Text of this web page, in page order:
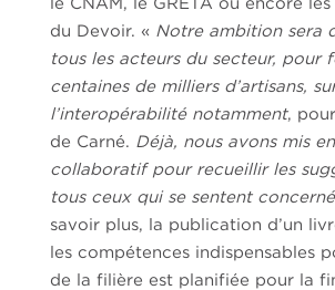
du Devoir. « Notre ambition sera
tous les acteurs du secteur, pour
centaines de milliers d’artisans,
l’interopérabilité notamment,
de Carné. Déjà, nous avons mis
collaboratif pour recueillir les
tous ceux qui se sentent
savoir plus, la publication d’un
les compétences indispensables
de la filière est planifiée pour la